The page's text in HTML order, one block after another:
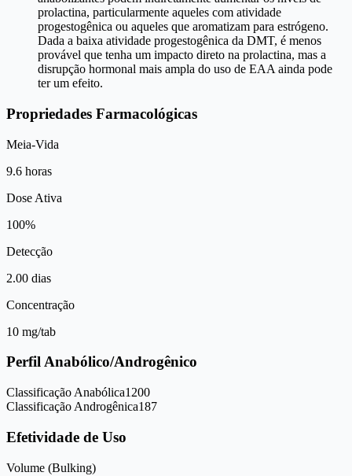
prolactina, particularmente aqueles com atividade
progestogênica ou aqueles que aromatizam para estrógeno.
Dada a baixa atividade progestogênica da DMT, é menos
provável que tenha um impacto direto na prolactina, mas a
disrupção hormonal mais ampla do uso de EAA ainda pode
ter um efeito.
Propriedades Farmacológicas
Meia-Vida
9.6 horas
Dose Ativa
100%
Detecção
2.00 dias
Concentração
10 mg/tab
Perfil Anabólico/Androgênico
Classificação Anabólica1200
Classificação Androgênica187
Efetividade de Uso
Volume (Bulking)